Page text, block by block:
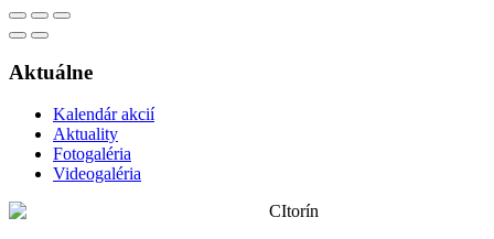
Aktuálne
Kalendár akcií
Aktuality
Fotogaléria
Videogaléria